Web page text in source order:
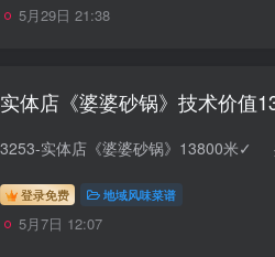
5月29日 21:38
实体店《婆婆砂锅》技术价值
登录免费 地域风味菜谱
5月7日 12:07